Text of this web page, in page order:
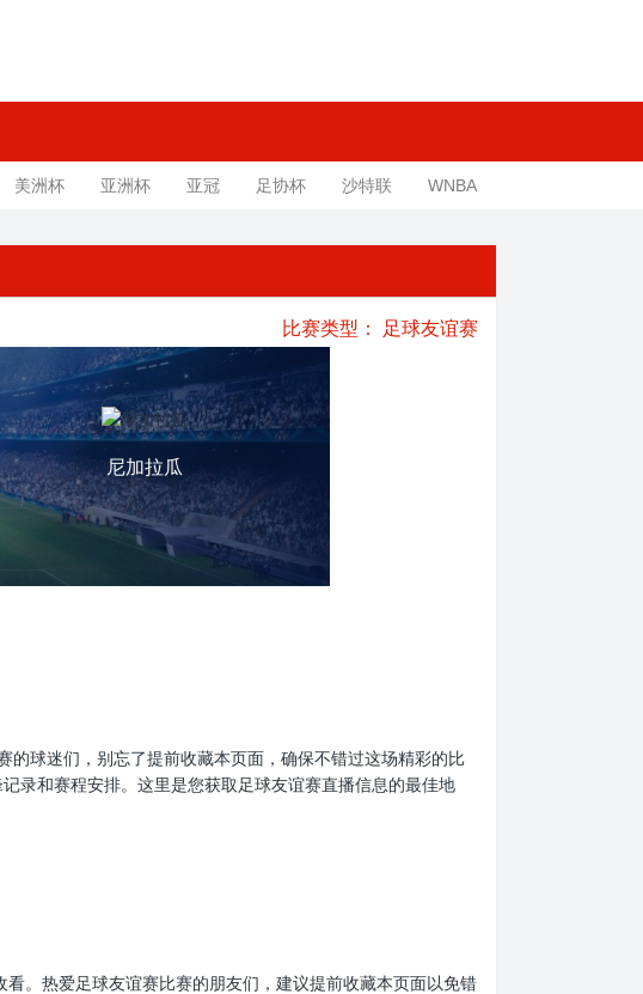
美洲杯 亚洲杯 亚冠 足协杯 沙特联 WNBA
比赛类型： 足球友谊赛
尼加拉瓜
球迷们，别忘了提前收藏本页面，确保不错过这场精彩的比
录和赛程安排。这里是您获取足球友谊赛直播信息的最佳地
。热爱足球友谊赛比赛的朋友们，建议提前收藏本页面以免错